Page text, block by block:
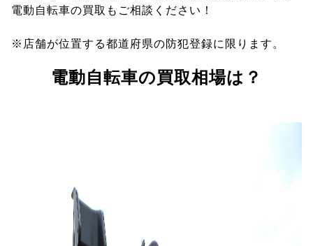
電動自転車の買取もご相談ください！
※店舗が位置する都道府県の防犯登録に限ります。
電動自転車の買取相場は？